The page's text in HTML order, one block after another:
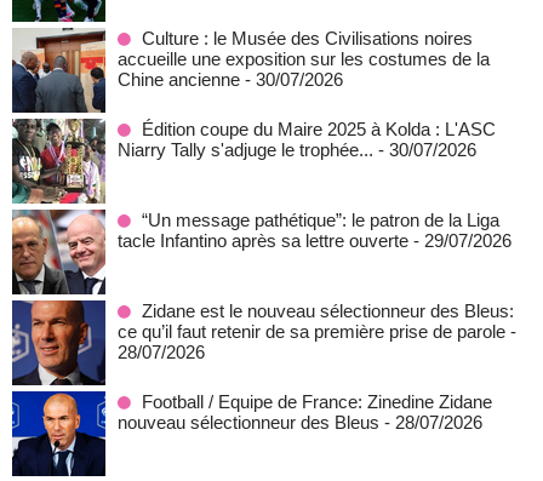
Culture : le Musée des Civilisations noires
accueille une exposition sur les costumes de la
Chine ancienne - 30/07/2026
Édition coupe du Maire 2025 à Kolda : L'ASC
Niarry Tally s'adjuge le trophée... - 30/07/2026
“Un message pathétique”: le patron de la Liga
tacle Infantino après sa lettre ouverte - 29/07/2026
Zidane est le nouveau sélectionneur des Bleus:
ce qu’il faut retenir de sa première prise de parole -
28/07/2026
Football / Equipe de France: Zinedine Zidane
nouveau sélectionneur des Bleus - 28/07/2026